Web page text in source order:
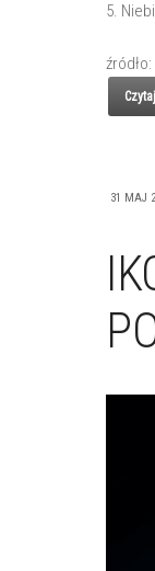
5.
31 MAJ